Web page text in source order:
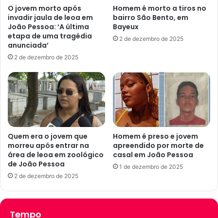
p
i
n
a
r
a
n
d
e
s
ã
o
e
n
t
r
s
l
a
t
a
V
L
T
e
m
C
a
m
p
i
n
O jovem morto após
invadir jaula de leoa em
João Pessoa: ‘A última
etapa de uma tragédia
anunciada’
2 de dezembro de 2025
Homem é morto a tiros no
bairro São Bento, em
Bayeux
2 de dezembro de 2025
Quem era o jovem que
morreu após entrar na
área de leoa em zoológico
de João Pessoa
2 de dezembro de 2025
Homem é preso e jovem
apreendido por morte de
casal em João Pessoa
1 de dezembro de 2025
Tempo